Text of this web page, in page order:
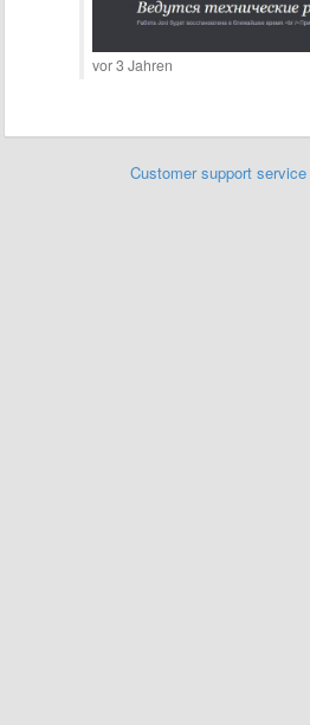
vor 3 Jahren
Customer support service